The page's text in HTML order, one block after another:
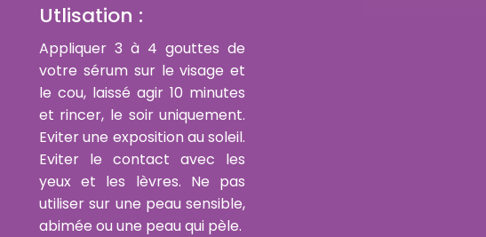
Utlisation :
Appliquer 3 à 4 gouttes de
votre sérum sur le visage et
le cou, laissé agir 10 minutes
et rincer, le soir uniquement.
Eviter une exposition au soleil.
Eviter le contact avec les
yeux et les lèvres. Ne pas
utiliser sur une peau sensible,
abimée ou une peau qui pèle.